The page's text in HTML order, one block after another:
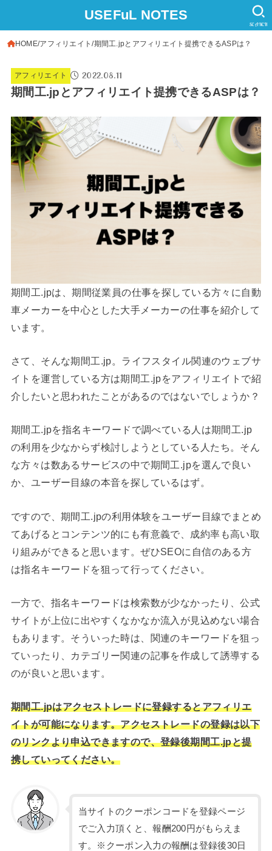
USEFuL NOTES
SEARCH
HOME アフィリエイト 期間工.jpとアフィリエイト提携できるASPは？
アフィリエイト 2022.08.11
期間工.jpとアフィリエイト提携できるASPは？
期間工.jpは、期間従業員の仕事を探している方々に自動
車メーカーを中心とした大手メーカーの仕事を紹介して
います。
さて、そんな期間工.jp。ライフスタイル関連のウェブサ
イトを運営している方は期間工.jpをアフィリエイトで紹
介したいと思われたことがあるのではないでしょうか？
期間工.jpを指名キーワードで調べている人は期間工.jp
の利用を少なからず検討しようとしている人たち。そん
な方々は数あるサービスの中で期間工.jpを選んで良い
か、ユーザー目線の本音を探しているはず。
ですので、期間工.jpの利用体験をユーザー目線でまとめ
てあげるとコンテンツ的にも有意義で、成約率も高い取
り組みができると思います。ぜひSEOに自信のある方
は指名キーワードを狙って行ってください。
一方で、指名キーワードは検索数が少なかったり、公式
サイトが上位に出やすくなかなか流入が見込めない場合
もあります。そういった時は、関連のキーワードを狙っ
ていったり、カテゴリー関連の記事を作成して誘導する
のが良いと思います。
期間工.jpはアクセストレードに登録するとアフィリエ
イトが可能になります。アクセストレードの登録は以下
のリンクより申込できますので、登録後期間工.jpと提
携していってください。
当サイトのクーポンコードを登録ページ
でご入力頂くと、報酬200円がもらえま
す。※クーポン入力の報酬は登録後30日